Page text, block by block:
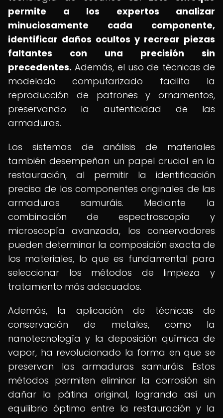
permite a los expertos analizar
minuciosamente cada componente,
identificar daños ocultos y recrear piezas
faltantes con una precisión sin
precedentes. Además, el uso de técnicas de
modelado computarizado facilita la
reproducción de patrones y ornamentos,
preservando la autenticidad de las
armaduras.
Los sistemas de análisis de materiales
también desempeñan un papel crucial en la
restauración, al permitir la identificación
precisa de los componentes originales de las
armaduras samuráis. Mediante la
combinación de espectroscopía y
microscopía avanzada, los conservadores
pueden determinar la composición exacta de
los materiales, lo que es fundamental para
seleccionar los métodos de limpieza y
tratamiento más adecuados.
Además, la aplicación de técnicas de
conservación de metales, como la
nanotecnología y la deposición química de
vapor, ha revolucionado la forma en que se
preservan las armaduras samuráis. Estos
métodos permiten eliminar la corrosión sin
dañar la pátina original, logrando así un
equilibrio óptimo entre la restauración y la